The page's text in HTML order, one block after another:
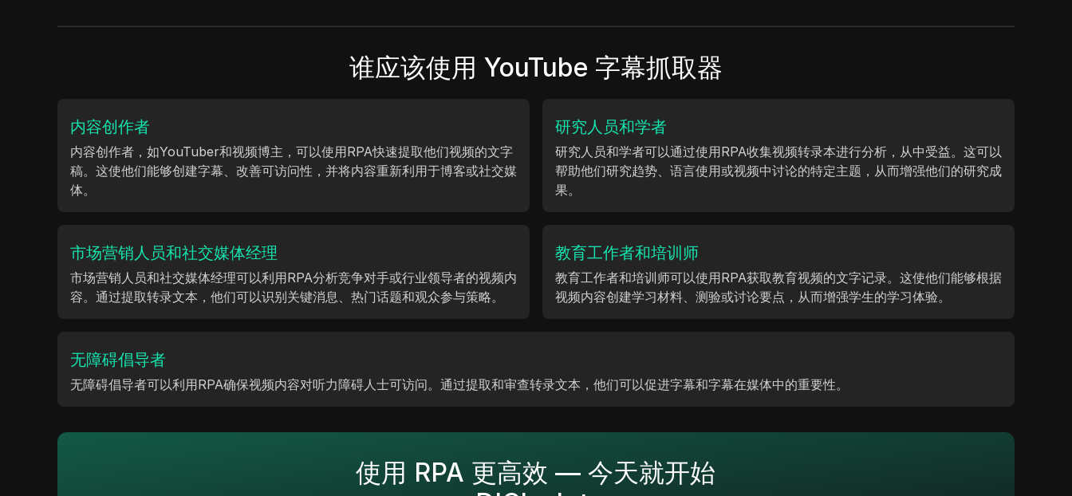
谁应该使用 YouTube 字幕抓取器
内容创作者
内容创作者，如YouTuber和视频博主，可以使用RPA快速提取他们视频的文字
稿。这使他们能够创建字幕、改善可访问性，并将内容重新利用于博客或社交媒
体。
研究人员和学者
研究人员和学者可以通过使用RPA收集视频转录本进行分析，从中受益。这可以
帮助他们研究趋势、语言使用或视频中讨论的特定主题，从而增强他们的研究成
果。
市场营销人员和社交媒体经理
市场营销人员和社交媒体经理可以利用RPA分析竞争对手或行业领导者的视频内
容。通过提取转录文本，他们可以识别关键消息、热门话题和观众参与策略。
教育工作者和培训师
教育工作者和培训师可以使用RPA获取教育视频的文字记录。这使他们能够根据
视频内容创建学习材料、测验或讨论要点，从而增强学生的学习体验。
无障碍倡导者
无障碍倡导者可以利用RPA确保视频内容对听力障碍人士可访问。通过提取和审查转录文本，他们可以促进字幕和字幕在媒体中的重要性。
使用 RPA 更高效 — 今天就开始